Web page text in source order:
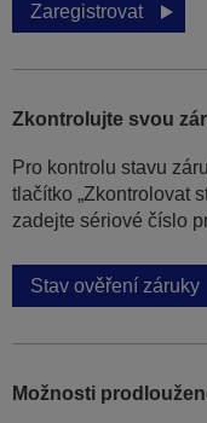
Zaregistrovat
Zkontrolujte svou
Pro kontrolu stavu
tlačítko „Zkontrolovat
zadejte sériové číslo
Stav ověření záruky
Možnosti